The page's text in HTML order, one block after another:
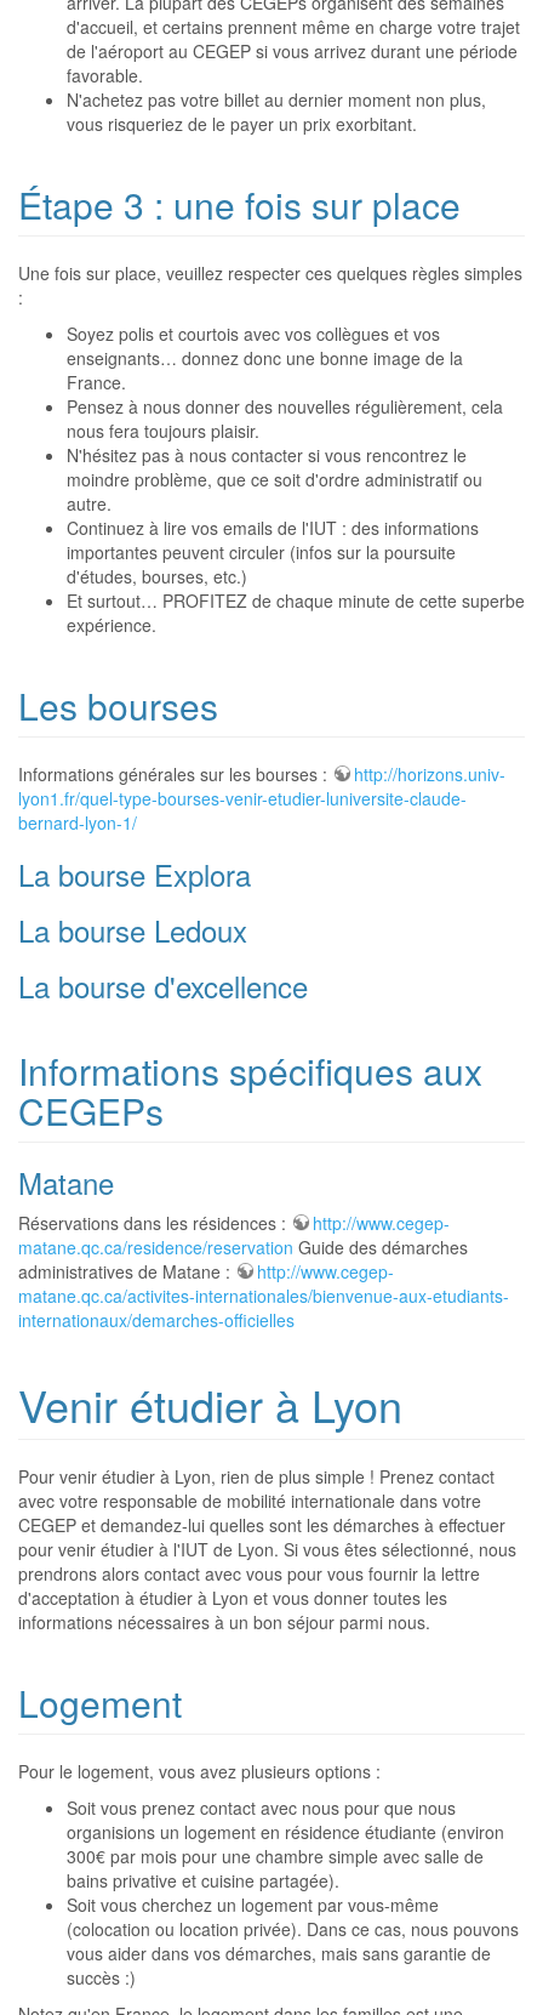
d'accueil, et certains prennent même en charge votre trajet
de l'aéroport au CEGEP si vous arrivez durant une période
favorable.
N'achetez pas votre billet au dernier moment non plus,
vous risqueriez de le payer un prix exorbitant.
Étape 3 : une fois sur place
Une fois sur place, veuillez respecter ces quelques règles simples
:
Soyez polis et courtois avec vos collègues et vos
enseignants… donnez donc une bonne image de la
France.
Pensez à nous donner des nouvelles régulièrement, cela
nous fera toujours plaisir.
N'hésitez pas à nous contacter si vous rencontrez le
moindre problème, que ce soit d'ordre administratif ou
autre.
Continuez à lire vos emails de l'IUT : des informations
importantes peuvent circuler (infos sur la poursuite
d'études, bourses, etc.)
Et surtout… PROFITEZ de chaque minute de cette superbe
expérience.
Les bourses
Informations générales sur les bourses :
http://horizons.univ-
lyon1.fr/quel-type-bourses-venir-etudier-luniversite-claude-
bernard-lyon-1/
La bourse Explora
La bourse Ledoux
La bourse d'excellence
Informations spécifiques aux
CEGEPs
Matane
Réservations dans les résidences :
http://www.cegep-
matane.qc.ca/residence/reservation Guide des démarches
administratives de Matane :
http://www.cegep-
matane.qc.ca/activites-internationales/bienvenue-aux-etudiants-
internationaux/demarches-officielles
Venir étudier à Lyon
Pour venir étudier à Lyon, rien de plus simple ! Prenez contact
avec votre responsable de mobilité internationale dans votre
CEGEP et demandez-lui quelles sont les démarches à effectuer
pour venir étudier à l'IUT de Lyon. Si vous êtes sélectionné, nous
prendrons alors contact avec vous pour vous fournir la lettre
d'acceptation à étudier à Lyon et vous donner toutes les
informations nécessaires à un bon séjour parmi nous.
Logement
Pour le logement, vous avez plusieurs options :
Soit vous prenez contact avec nous pour que nous
organisions un logement en résidence étudiante (environ
300€ par mois pour une chambre simple avec salle de
bains privative et cuisine partagée).
Soit vous cherchez un logement par vous-même
(colocation ou location privée). Dans ce cas, nous pouvons
vous aider dans vos démarches, mais sans garantie de
succès :)